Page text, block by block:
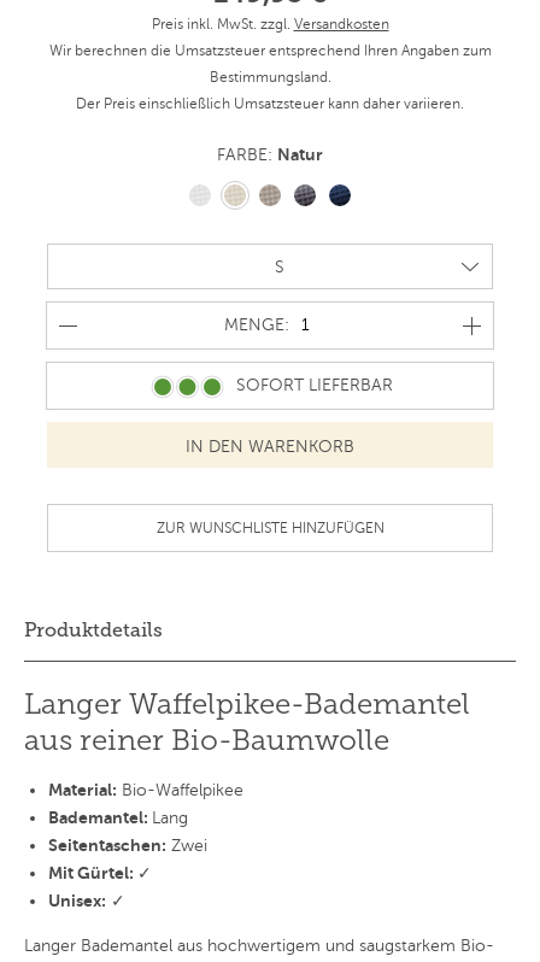
Preis inkl. MwSt. zzgl. Versandkosten
Wir berechnen die Umsatzsteuer entsprechend Ihren Angaben zum
Bestimmungsland.
Der Preis einschließlich Umsatzsteuer kann daher variieren.
FARBE: Natur
MENGE: MENGE
SOFORT LIEFERBAR
ZUR WUNSCHLISTE HINZUFÜGEN
Produktdetails
Langer Waffelpikee-Bademantel
aus reiner Bio-Baumwolle
Material: Bio-Waffelpikee
Bademantel: Lang
Seitentaschen: Zwei
Mit Gürtel: ✓
Unisex: ✓
Langer Bademantel aus hochwertigem und saugstarkem Bio-